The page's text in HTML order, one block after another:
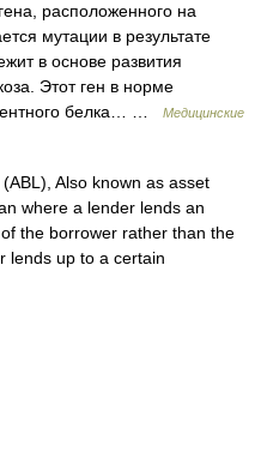
расположенного на
мутации в результате
в основе развития
Этот ген в норме
белка… …
Медицинские
Also known as asset
where a lender lends an
the borrower rather than the
lends up to a certain